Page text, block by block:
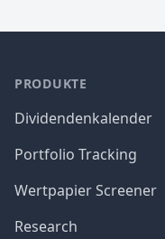
PRODUKTE
Dividendenkalender
Portfolio Tracking
Wertpapier Screener
Research